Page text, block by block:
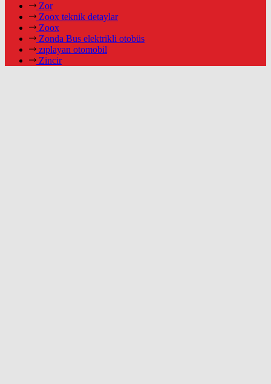
Zor
Zoox teknik detaylar
Zoox
Zonda Bus elektrikli otobüs
zıplayan otomobil
Zincir